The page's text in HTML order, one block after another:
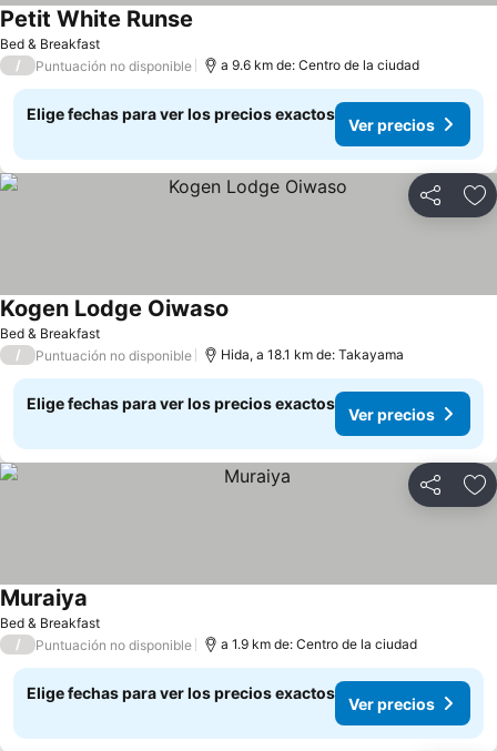
Bed & Breakfast
Petit White Runse
/ Puntuación no disponible a 9.6 km de: Centro de la ciudad
Elige fechas para ver los precios exactos
Ver precios
Compartir
Bed & Breakfast
Kogen Lodge Oiwaso
/ Puntuación no disponible Hida, a 18.1 km de: Takayama
Elige fechas para ver los precios exactos
Ver precios
Compartir
Bed & Breakfast
Muraiya
/ Puntuación no disponible a 1.9 km de: Centro de la ciudad
Elige fechas para ver los precios exactos
Ver precios